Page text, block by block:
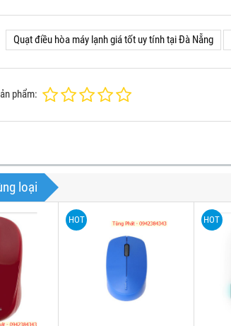
Quạt điều hòa máy lạnh giá tốt uy tính tại Đà Nẵng
phẩm:
loại
HOT HOT